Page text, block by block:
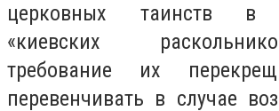
церковных таинств в
«киевских
требование их
перевенчивать в случае